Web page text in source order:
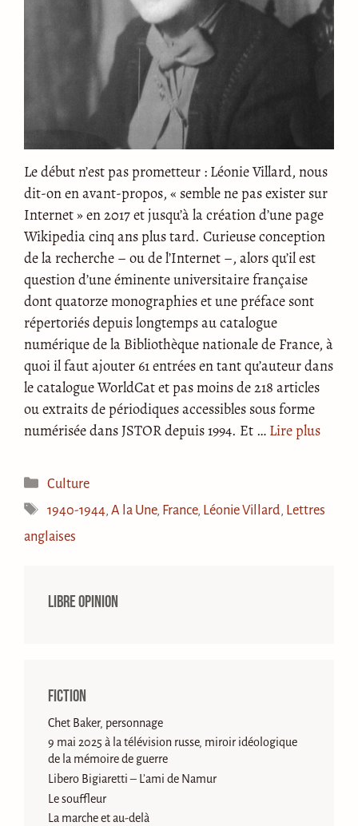
Le début n’est pas prometteur : Léonie Villard, nous
dit-on en avant-propos, « semble ne pas exister sur
Internet » en 2017 et jusqu’à la création d’une page
Wikipedia cinq ans plus tard. Curieuse conception
de la recherche – ou de l’Internet –, alors qu’il est
question d’une éminente universitaire française
dont quatorze monographies et une préface sont
répertoriés depuis longtemps au catalogue
numérique de la Bibliothèque nationale de France, à
quoi il faut ajouter 61 entrées en tant qu’auteur dans
le catalogue WorldCat et pas moins de 218 articles
ou extraits de périodiques accessibles sous forme
numérisée dans JSTOR depuis 1994. Et … Lire plus
Catégories
Culture
Étiquettes
1940-1944,A la Une, France, Léonie Villard, Lettres
anglaises
Libre opinion
Fiction
Chet Baker, personnage
9 mai 2025 à la télévision russe, miroir idéologique
de la mémoire de guerre
Libero Bigiaretti – L’ami de Namur
Le souffleur
La marche et au-delà